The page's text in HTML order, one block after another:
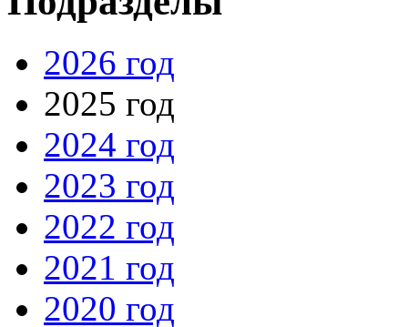
2026 год
2025 год
2024 год
2023 год
2022 год
2021 год
2020 год